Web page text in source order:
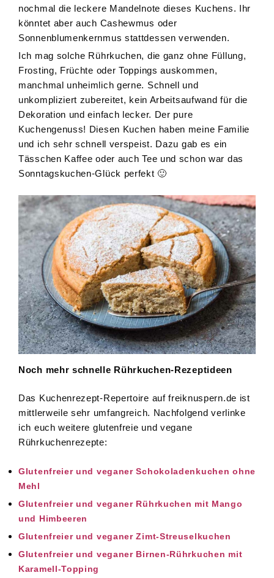
nochmal die leckere Mandelnote dieses Kuchens. Ihr
könntet aber auch Cashewmus oder
Sonnenblumenkernmus stattdessen verwenden.
Ich mag solche Rührkuchen, die ganz ohne Füllung,
Frosting, Früchte oder Toppings auskommen,
manchmal unheimlich gerne. Schnell und
unkompliziert zubereitet, kein Arbeitsaufwand für die
Dekoration und einfach lecker. Der pure
Kuchengenuss! Diesen Kuchen haben meine Familie
und ich sehr schnell verspeist. Dazu gab es ein
Tässchen Kaffee oder auch Tee und schon war das
Sonntagskuchen-Glück perfekt 🙂
Noch mehr schnelle Rührkuchen-Rezeptideen
Das Kuchenrezept-Repertoire auf freiknuspern.de ist
mittlerweile sehr umfangreich. Nachfolgend verlinke
ich euch weitere glutenfreie und vegane
Rührkuchenrezepte:
Glutenfreier und veganer Schokoladenkuchen ohne
Mehl
Glutenfreier und veganer Rührkuchen mit Mango
und Himbeeren
Glutenfreier und veganer Zimt-Streuselkuchen
Glutenfreier und veganer Birnen-Rührkuchen mit
Karamell-Topping